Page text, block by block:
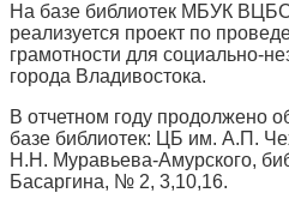
На базе библиотек МБУК ВЦБС
реализуется проект по
грамотности для социально-
города Владивостока.
В отчетном году продолжено
базе библиотек: ЦБ им. А.П.
Н.Н. Муравьева-Амурского,
Басаргина, № 2, 3,10,16.